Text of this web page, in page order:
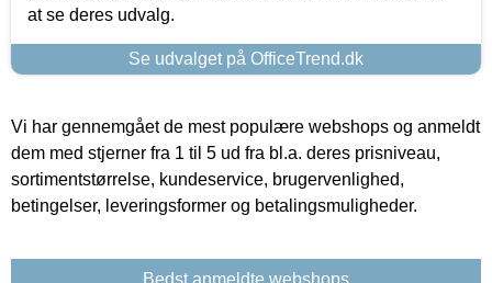
at se deres udvalg.
Se udvalget på OfficeTrend.dk
Vi har gennemgået de mest populære webshops og anmeldt
dem med stjerner fra 1 til 5 ud fra bl.a. deres prisniveau,
sortimentstørrelse, kundeservice, brugervenlighed,
betingelser, leveringsformer og betalingsmuligheder.
Bedst anmeldte webshops